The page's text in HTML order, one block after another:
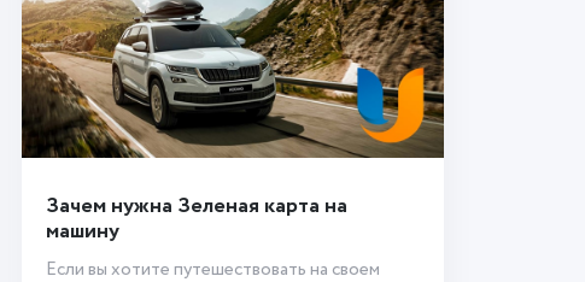
Зачем нужна Зеленая карта на
машину
Если вы хотите путешествовать на своем